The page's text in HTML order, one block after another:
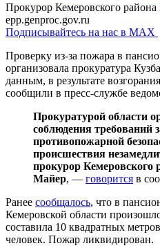
Прокурор Кемеровского
epp.genproc.gov.ru
Подписывайтесь на нас в MAX
Проверку из-за пожара в
организовала прокуратура
данным, в результате
сообщили в пресс-службе
Прокуратурой области
соблюдения требований
противопожарной
происшествия
прокурор Кемеровского
Майер, — говорится в
Ранее сообщалось, что в
Кемеровской области
составила 10 квадратных
человек. Пожар ликвидирован.